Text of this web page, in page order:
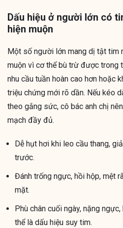
Dấu hiệu ở người lớn có
hiện muộn
Một số người lớn mang dị tật tim
muộn vì cơ thể bù trừ được trong
nhu cầu tuần hoàn cao hơn hoặc
triệu chứng mới rõ dần. Nếu kéo
theo gắng sức, cô bác anh chị
mạch đầy đủ.
Dễ hụt hơi khi leo cầu thang,
trước.
Đánh trống ngực, hồi hộp, mệt
mặt.
Phù chân cuối ngày, nặng
thể là dấu hiệu suy tim.